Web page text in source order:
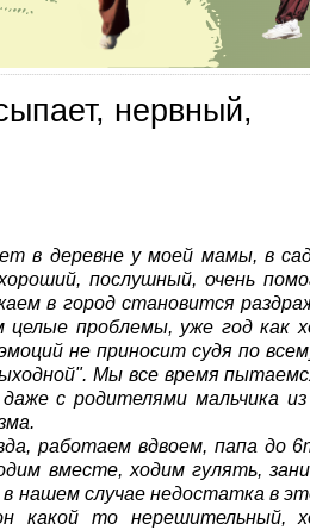
нервный,
в деревне у моей мамы, в
послушный, очень
в город становится
целые проблемы, уже год как
не приносит судя по
Мы все время
с родителями мальчика
работаем вдвоем, папа до
вместе, ходим гулять,
нашем случае недостатка в
какой то нерешительный,